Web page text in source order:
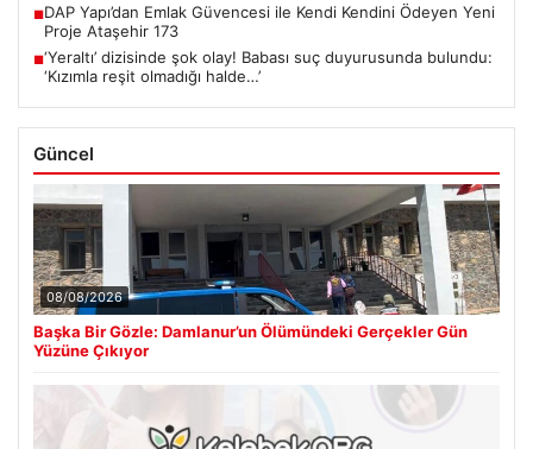
■DAP Yapı’dan Emlak Güvencesi ile Kendi Kendini Ödeyen Yeni
Proje Ataşehir 173
■‘Yeraltı’ dizisinde şok olay! Babası suç duyurusunda bulundu:
‘Kızımla reşit olmadığı halde…’
Güncel
08/08/2026
Başka Bir Gözle: Damlanur’un Ölümündeki Gerçekler Gün
Yüzüne Çıkıyor